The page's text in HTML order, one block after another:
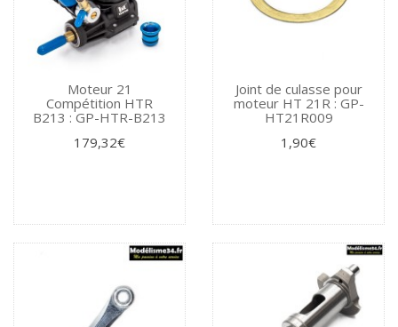
Moteur 21
Compétition HTR
B213 : GP-HTR-B213
179,32€
Joint de culasse pour
moteur HT 21R : GP-
HT21R009
1,90€